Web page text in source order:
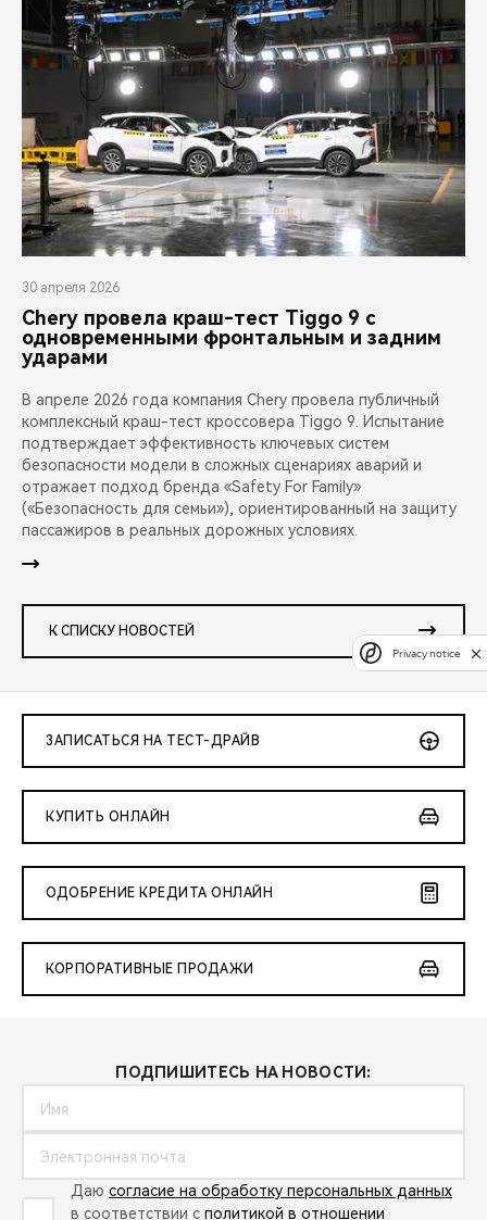
30 апреля 2026
Chery провела краш-тест Tiggo 9 с
одновременными фронтальным и задним
ударами
В апреле 2026 года компания Chery провела публичный
комплексный краш-тест кроссовера Tiggo 9. Испытание
подтверждает эффективность ключевых систем
безопасности модели в сложных сценариях аварий и
отражает подход бренда «Safety For Family»
(«Безопасность для семьи»), ориентированный на защиту
пассажиров в реальных дорожных условиях.
К СПИСКУ НОВОСТЕЙ
ЗАПИСАТЬСЯ НА ТЕСТ-ДРАЙВ
КУПИТЬ ОНЛАЙН
ОДОБРЕНИЕ КРЕДИТА ОНЛАЙН
КОРПОРАТИВНЫЕ ПРОДАЖИ
ПОДПИШИТЕСЬ НА НОВОСТИ:
Даю согласие на обработку персональных данных
в соответствии с политикой в отношении
Privacy notice